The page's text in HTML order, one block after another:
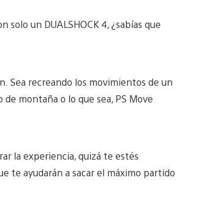
un DUALSHOCK 4, ¿sabías que
Sea recreando los movimientos de un
montaña o lo que sea, PS Move
la experiencia, quizá te estés
te ayudarán a sacar el máximo partido